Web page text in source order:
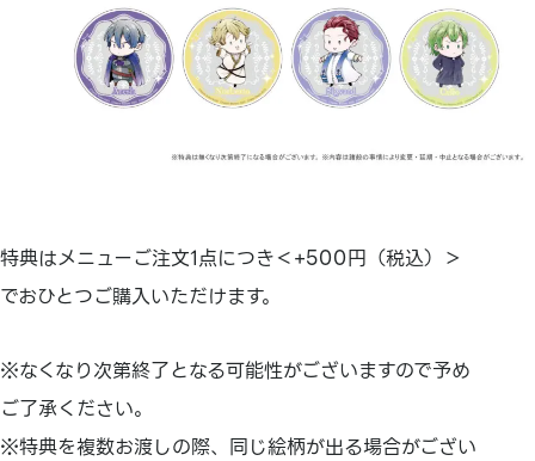
特典はメニューご注文1点につき＜+500円（税込）＞
でおひとつご購入いただけます。
※なくなり次第終了となる可能性がございますので予め
ご了承ください。
※特典を複数お渡しの際、同じ絵柄が出る場合がござい